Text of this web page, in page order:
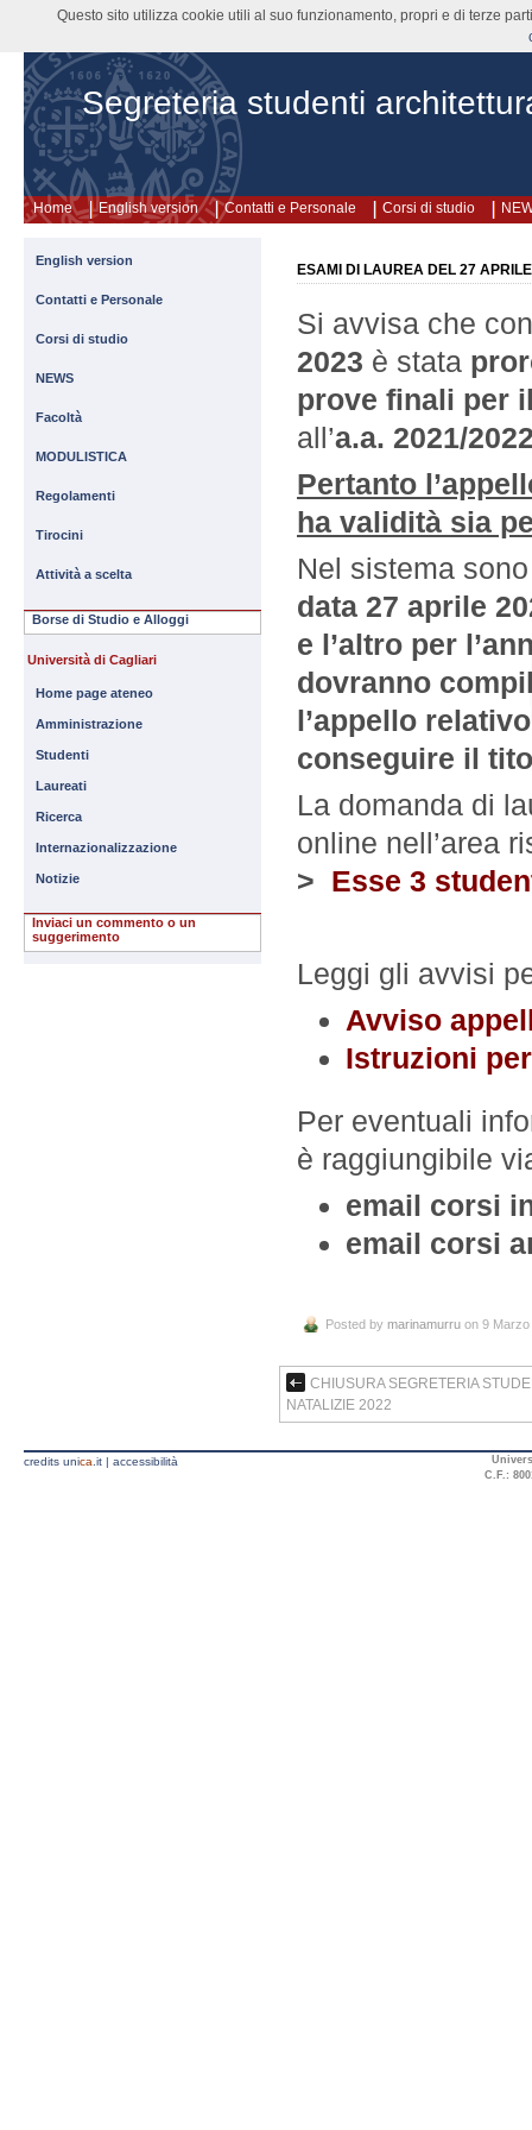
Segreteria studenti
Home English version Contatti e Personale Corsi di studio
ESAMI DI LAUREA DEL 27
Si avvisa che
2023 è stata
prove finali per
all’a.a. 2021/
Pertanto
ha validità sia
Nel sistema
data 27 aprile
e l’altro per
dovranno
l’appello
conseguire il
La domanda di
online nell’area
> Esse 3
Leggi gli avvisi
Avviso
Istruzioni
Per eventuali
è raggiungibile
email corsi
email corsi
Posted by marinamurru on 9 Marzo
CHIUSURA SEGRETERIA
NATALIZIE 2022
English version
Contatti e Personale
Corsi di studio
NEWS
Facoltà
MODULISTICA
Regolamenti
Tirocini
Attività a scelta
Borse di Studio e Alloggi
Università di Cagliari
Home page ateneo
Amministrazione
Studenti
Laureati
Ricerca
Internazionalizzazione
Notizie
Inviaci un commento o un
suggerimento
credits unica.it | accessibilità
C.F.:
Questo sito utilizza cookie utili al suo funzionamento, propri e di terze